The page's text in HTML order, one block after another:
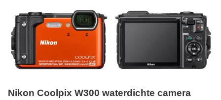
Nikon Coolpix W300 waterdichte camera